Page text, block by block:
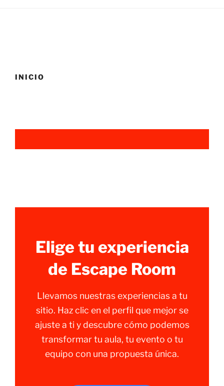
INICIO
Elige tu experiencia
de Escape Room
Llevamos nuestras experiencias a tu
sitio. Haz clic en el perfil que mejor se
ajuste a ti y descubre cómo podemos
transformar tu aula, tu evento o tu
equipo con una propuesta única.